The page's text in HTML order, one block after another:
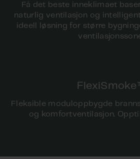
Få det beste inneklimaet
naturlig ventilasjon og
ideell løsning for større
FlexiSmoke
Fleksible moduloppbygde
og komfortventilasjon.